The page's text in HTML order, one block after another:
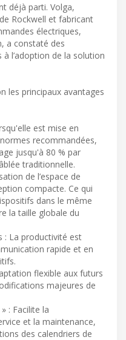
déjà parti. Volga,
Rockwell et fabricant
électriques,
a constaté des
l’adoption de la solution
les principaux avantages
est mise en
recommandées,
jusqu'à 80 % par
traditionnelle.
de l’espace de
compacte. Ce qui
dans le même
la taille globale du
: La productivité est
rapide et en
flexible aux futurs
majeures de
: Facilite la
et la maintenance,
des calendriers de